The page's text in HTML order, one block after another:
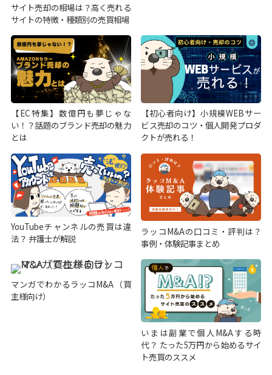
サイト売却の相場は？高く売れる
サイトの特徴・種類別の売買相場
【EC特集】数億円も夢じゃな
い！？話題のブランド売却の魅力
とは
【初心者向け】小規模WEBサー
ビス売却のコツ・個人開発プロダ
クトが売れる！
YouTubeチャンネルの売買は違
法？ 弁護士が解説
ラッコM&Aの口コミ・評判は？
事例・体験記事まとめ
マンガでわかるラッコM&A（買
主様向け）
いまは副業で個人M&Aする時
代？ たった5万円から始めるサイ
ト売買のススメ